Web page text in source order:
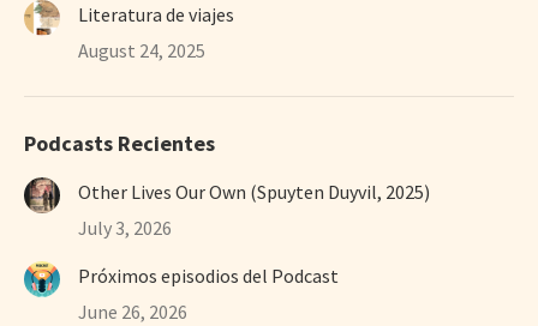
Literatura de viajes
August 24, 2025
Podcasts Recientes
Other Lives Our Own (Spuyten Duyvil, 2025)
July 3, 2026
Próximos episodios del Podcast
June 26, 2026